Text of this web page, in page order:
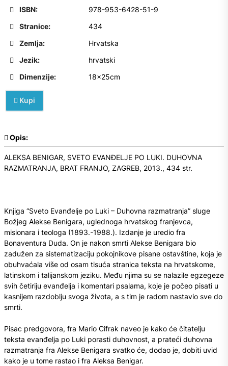
ISBN:
978-953-6428-51-9
Stranice:
434
Zemlja:
Hrvatska
Jezik:
hrvatski
Dimenzije:
18x25cm
Kupi
Opis:
ALEKSA BENIGAR, SVETO EVANĐELJE PO LUKI. DUHOVNA
RAZMATRANJA, BRAT FRANJO, ZAGREB, 2013., 434 str.
Knjiga “Sveto Evanđelje po Luki – Duhovna razmatranja” sluge
Božjeg Alekse Benigara, uglednoga hrvatskog franjevca,
misionara i teologa (1893.-1988.). Izdanje je uredio fra
Bonaventura Duda. On je nakon smrti Alekse Benigara bio
zadužen za sistematizaciju pokojnikove pisane ostavštine, koja je
obuhvaćala više od osam tisuća stranica teksta na hrvatskome,
latinskom i talijanskom jeziku. Među njima su se nalazile egzegeze
svih četiriju evanđelja i komentari psalama, koje je počeo pisati u
kasnijem razdoblju svoga života, a s tim je radom nastavio sve do
smrti.
Pisac predgovora, fra Mario Cifrak naveo je kako će čitatelju
teksta evanđelja po Luki porasti duhovnost, a prateći duhovna
razmatranja fra Alekse Benigara svatko će, dodao je, dobiti uvid
kako je u tome rastao i fra Aleksa Benigar.